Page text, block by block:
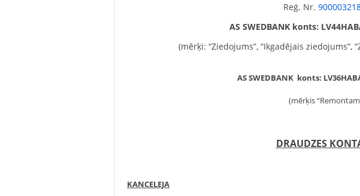
Reģ. Nr.
AS SWEDBANK konts:
(mērķi: “Ziedojums”, “Ikgadējais ziedojums”,
AS SWEDBANK konts:
(mērķis
DRAUDZES
KANCELEJA